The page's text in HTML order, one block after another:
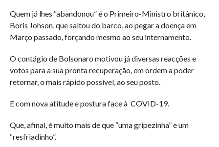
Quem já lhes “abandonou” é o Primeiro-Ministro britânico,
Boris Johson, que saltou do barco, ao pegar a doença em
Março passado, forçando mesmo ao seu internamento.
O contágio de Bolsonaro motivou já diversas reacções e
votos para a sua pronta recuperação, em ordem a poder
retornar, o mais rápido possível, ao seu posto.
E com nova atitude e postura face à COVID-19.
Que, afinal, é muito mais de que “uma gripezinha” e um
“resfriadinho”.